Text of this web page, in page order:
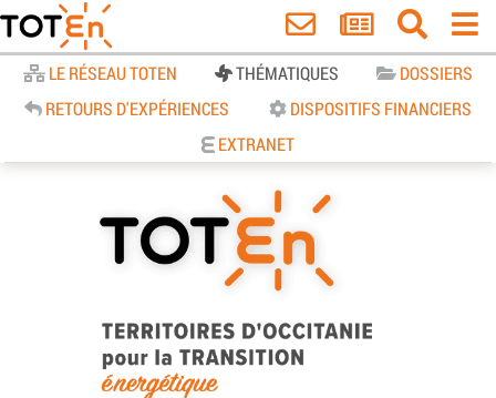
LE RÉSEAU TOTEN THÉMATIQUES
DOSSIERS
RETOURS D'EXPÉRIENCES
DISPOSITIFS FINANCIERS
EXTRANET